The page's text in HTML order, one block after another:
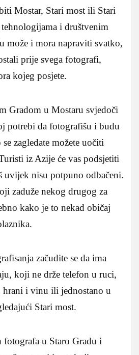
Mostar, Stari most ili Stari
i društvenim
može i mora napraviti svatko,
prije svega fotografi,
kojeg posjete.
Gradom u Mostaru svjedoči
potrebi da fotografišu i budu
zagledate možete uočiti
iz Azije će vas podsjetiti
uvijek nisu potpuno odbačeni.
zaduže nekog drugog za
kako je to nekad običaj
začudite se da ima
koji ne drže telefon u ruci,
i vinu ili jednostano u
Stari most.
u Staro Gradu i